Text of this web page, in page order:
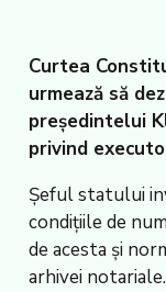
Curtea
urmează să
preşedintelui
privind
Şeful statului
condiţiile de
de acesta şi
arhivei notariale.